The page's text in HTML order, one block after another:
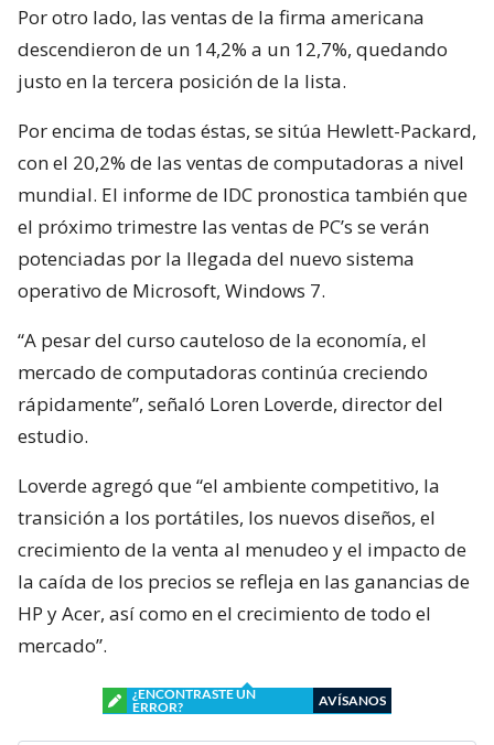
Por otro lado, las ventas de la firma americana
descendieron de un 14,2% a un 12,7%, quedando
justo en la tercera posición de la lista.
Por encima de todas éstas, se sitúa Hewlett-Packard,
con el 20,2% de las ventas de computadoras a nivel
mundial. El informe de IDC pronostica también que
el próximo trimestre las ventas de PC’s se verán
potenciadas por la llegada del nuevo sistema
operativo de Microsoft, Windows 7.
“A pesar del curso cauteloso de la economía, el
mercado de computadoras continúa creciendo
rápidamente”, señaló Loren Loverde, director del
estudio.
Loverde agregó que “el ambiente competitivo, la
transición a los portátiles, los nuevos diseños, el
crecimiento de la venta al menudeo y el impacto de
la caída de los precios se refleja en las ganancias de
HP y Acer, así como en el crecimiento de todo el
mercado”.
¿ENCONTRASTE UN
ERROR?
AVÍSANOS